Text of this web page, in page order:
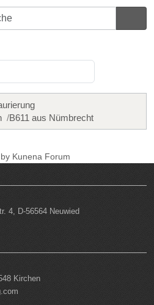
B611 aus Nümbrecht
Kunena Forum
4, D-56564 Neuwied
Kirchen